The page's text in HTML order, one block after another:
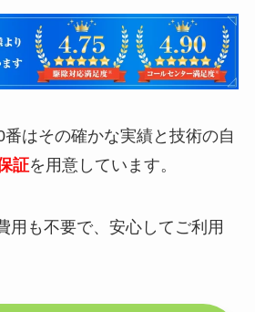
はその確かな実績と技術の自
証を用意しています。
用も不要で、安心してご利用